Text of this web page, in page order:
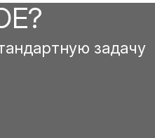
задачу